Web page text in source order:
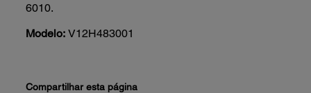
6010.
Modelo: V12H483001
Compartilhar esta página